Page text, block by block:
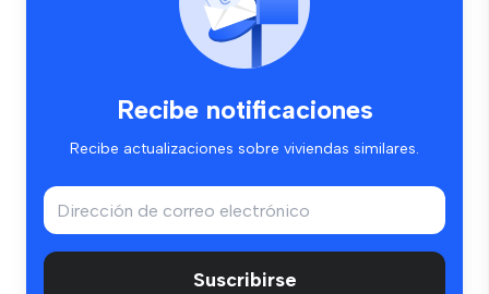
Recibe notificaciones
Recibe actualizaciones sobre viviendas similares.
Suscribirse